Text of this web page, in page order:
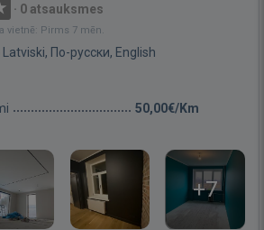
· 0 atsauksmes
vietnē: Pirms 7 mēn.
Latviski, По-русски, English
50,00€/Km
+7